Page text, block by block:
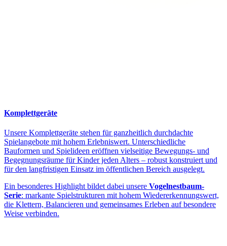
Komplettgeräte
Unsere Komplettgeräte stehen für ganzheitlich durchdachte
Spielangebote mit hohem Erlebniswert. Unterschiedliche
Bauformen und Spielideen eröffnen vielseitige Bewegungs- und
Begegnungsräume für Kinder jeden Alters – robust konstruiert und
für den langfristigen Einsatz im öffentlichen Bereich ausgelegt.
Ein besonderes Highlight bildet dabei unsere Vogelnestbaum-
Serie: markante Spielstrukturen mit hohem Wiedererkennungswert,
die Klettern, Balancieren und gemeinsames Erleben auf besondere
Weise verbinden.